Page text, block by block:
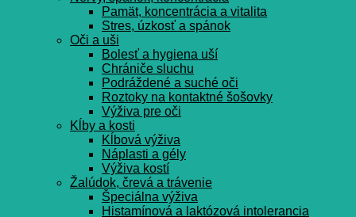
Pamät, koncentrácia a vitalita
Stres, úzkosť a spánok
Oči a uši
Bolesť a hygiena uší
Chrániče sluchu
Podráždené a suché oči
Roztoky na kontaktné šošovky
Výživa pre oči
Kĺby a kosti
Kĺbová výživa
Náplasti a gély
Výživa kostí
Žalúdok, črevá a trávenie
Špeciálna výživa
Histamínová a laktózová intolerancia